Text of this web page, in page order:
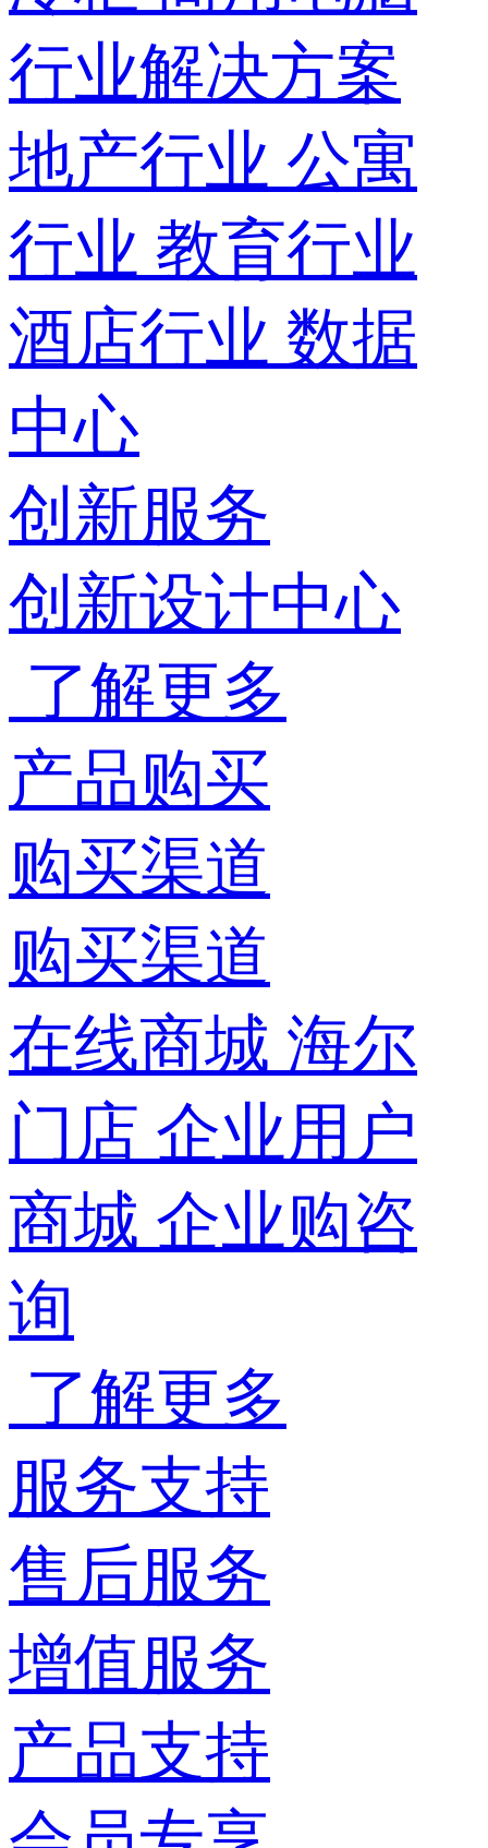
行业解决方案
地产行业 公寓
行业 教育行业
酒店行业 数据
中心
创新服务
创新设计中心
了解更多
产品购买
购买渠道
购买渠道
在线商城 海尔
门店 企业用户
商城 企业购咨
询
了解更多
服务支持
售后服务
增值服务
产品支持